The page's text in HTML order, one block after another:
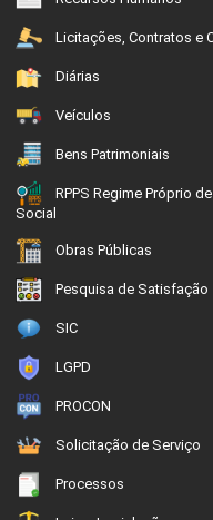
Licitações, Contratos e
Diárias
Veículos
Bens Patrimoniais
RPPS Regime Próprio
Social
Obras Públicas
Pesquisa de Satisfação
SIC
LGPD
PROCON
Solicitação de Serviço
Processos